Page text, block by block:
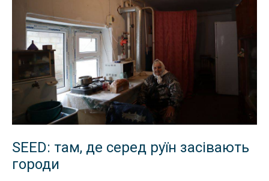
SEED: там, де серед руїн засівають
городи